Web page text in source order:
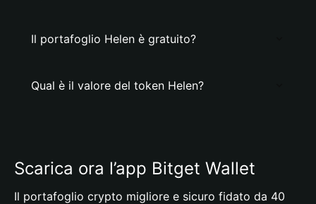
Il portafoglio Helen è gratuito?
Qual è il valore del token Helen?
Scarica ora l’app Bitget Wallet
Il portafoglio crypto migliore e sicuro fidato da 40